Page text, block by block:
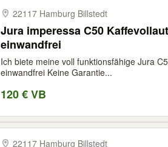
22117 Hamburg Billstedt
Jura imperessa C50
einwandfrei
Ich biete meine voll funktionsfähige Jura
einwandfrei Keine Garantie...
120 € VB
22117 Hamburg Billstedt